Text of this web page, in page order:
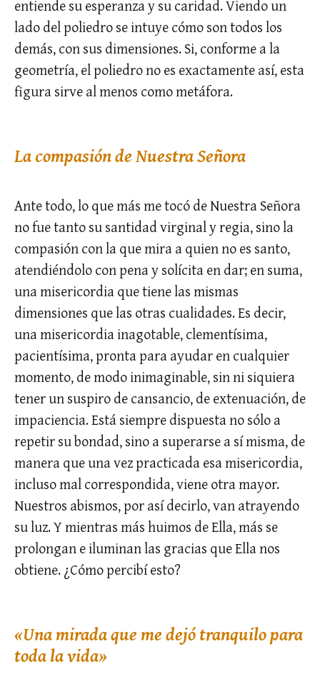
entiende su esperanza y su caridad. Viendo un
lado del poliedro se intuye cómo son todos los
demás, con sus dimensiones. Si, conforme a la
geometría, el poliedro no es exactamente así, esta
figura sirve al menos como metáfora.
La compasión de Nuestra Señora
Ante todo, lo que más me tocó de Nuestra Señora
no fue tanto su santidad virginal y regia, sino la
compasión con la que mira a quien no es santo,
atendiéndolo con pena y solícita en dar; en suma,
una misericordia que tiene las mismas
dimensiones que las otras cualidades. Es decir,
una misericordia inagotable, clementísima,
pacientísima, pronta para ayudar en cualquier
momento, de modo inimaginable, sin ni siquiera
tener un suspiro de cansancio, de extenuación, de
impaciencia. Está siempre dispuesta no sólo a
repetir su bondad, sino a superarse a sí misma, de
manera que una vez practicada esa misericordia,
incluso mal correspondida, viene otra mayor.
Nuestros abismos, por así decirlo, van atrayendo
su luz. Y mientras más huimos de Ella, más se
prolongan e iluminan las gracias que Ella nos
obtiene. ¿Cómo percibí esto?
«Una mirada que me dejó tranquilo para
toda la vida»